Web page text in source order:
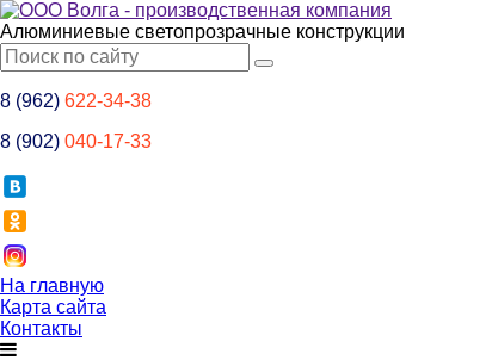
Алюминиевые светопрозрачные конструкции
8 (962) 622-34-38
8 (902) 040-17-33
На главную
Карта сайта
Контакты